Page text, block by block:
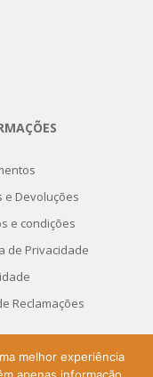
e Devoluções
e condições
de Privacidade
Reclamações
melhor experiência